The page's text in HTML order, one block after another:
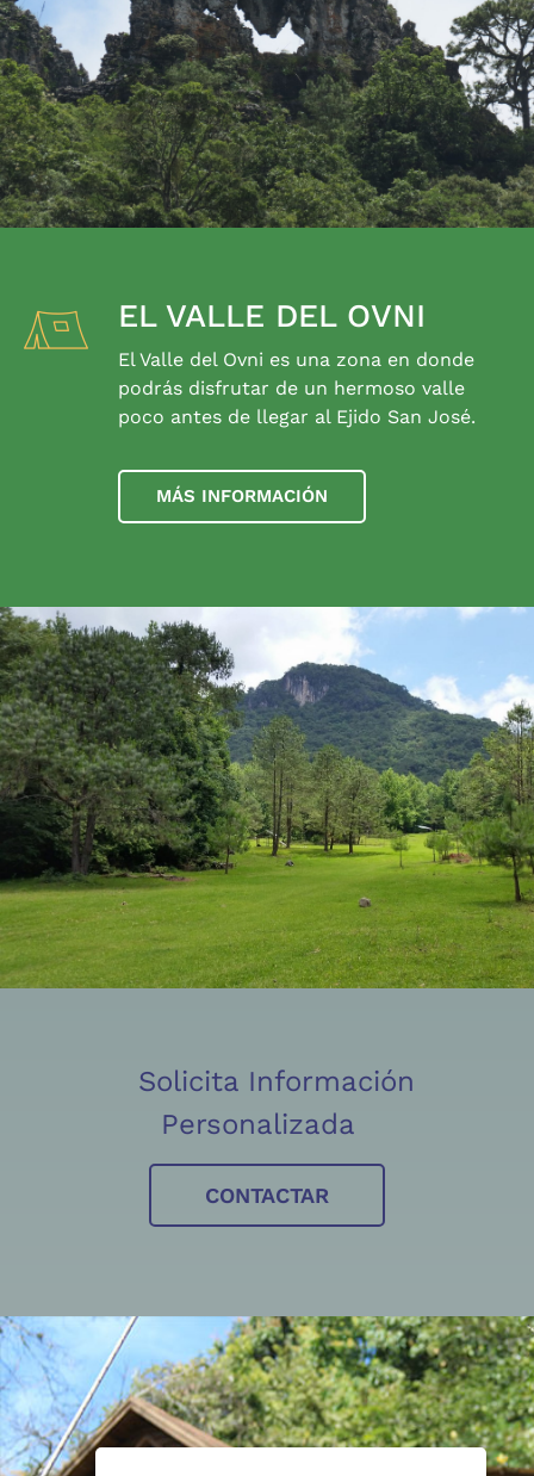
EL VALLE DEL OVNI
El Valle del Ovni es una zona en donde
podrás disfrutar de un hermoso valle
poco antes de llegar al Ejido San José.
MÁS INFORMACIÓN
Solicita Información
Personalizada
CONTACTAR